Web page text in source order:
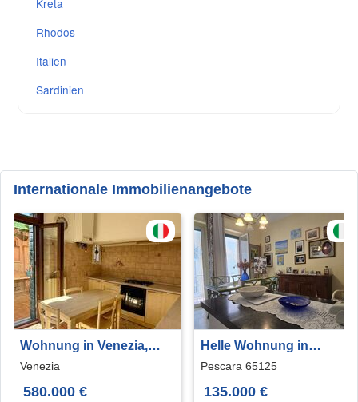
Rhodos
Italien
Sardinien
Internationale Immobilienangebote
Wohnung in Venezia,
Veneto, 125 m²
Venezia
580.000 €
Helle Wohnung in
Pescara
Pescara 65125
135.000 €